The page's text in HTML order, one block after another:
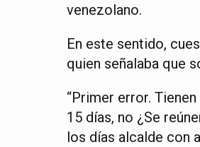
venezolano.
En este sentido,
quien señalaba que
“Primer error.
15 días, no ¿Se
los días alcalde con